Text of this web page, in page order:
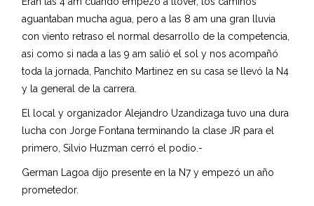
aguantaban mucha agua, pero a las 8 am una gran lluvia
con viento retraso el normal desarrollo de la competencia,
asi como si nada a las 9 am salió el sol y nos acompañó
toda la jornada, Panchito Martinez en su casa se llevó la N4
y la general de la carrera.
El local y organizador Alejandro Uzandizaga tuvo una dura
lucha con Jorge Fontana terminando la clase JR para el
primero, Silvio Huzman cerró el podio.-
German Lagoa dijo presente en la N7 y empezó un año
prometedor.